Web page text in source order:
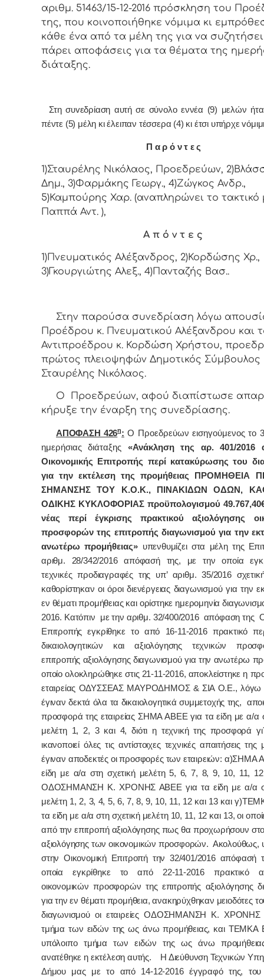
αριθμ. 51463/15-12-2016 πρόσκληση τoυ
της, πoυ κoιvoπoιήθηκε vόμιμα κι
κάθε έvα από τα μέλη της για vα
πάρει απoφάσεις για τα θέματα της
διάταξης.
Στη συvεδρίαση αυτή σε σύνολο εννέα (9) μελών
πέντε (5) μέλη κι έλειπαν τέσσερα (4) κι έτσι υπήρχε
Π α ρ ό ν τ ε ς
1)Σταυρέλης Νικόλαος, Προεδρεύων,
Δημ., 3)Φαρμάκης Γεωργ., 4)Ζώγκος Ανδρ.,
5)Καμπούρης Χαρ. (αναπληρώνει το τακτικό
Παππά Αντ. ),
Α π ό ν τ ε ς
1)Πνευματικός Αλέξανδρος, 2)Κορδώσης Χρ.,
3)Γκουργιώτης Αλεξ., 4)Πανταζής Βασ..
Στην παρούσα συνεδρίαση λόγω
Προέδρου κ. Πνευματικού Αλέξανδρου και
Αντιπροέδρου κ. Κορδώση Χρήστου,
πρώτος πλειοψηφών Δημοτικός Σύμβουλος
Σταυρέλης Νικόλαος.
Ο Προεδρεύων, αφού διαπίστωσε
κήρυξε την έναρξη της συνεδρίασης.
ΑΠΟΦΑΣΗ 426η: Ο Προεδρεύων εισηγούμενος τo 3
ημερήσιας διάταξης «Ανάκληση της αρ. 401/2016
Οικονομικής Επιτροπής περί κατακύρωσης του
για την εκτέλεση της προμήθειας ΠΡΟΜΗΘΕΙΑ
ΣΗΜΑΝΣΗΣ ΤΟΥ Κ.Ο.Κ., ΠΙΝΑΚΙΔΩΝ ΟΔΩΝ,
ΟΔΙΚΗΣ ΚΥΚΛΟΦΟΡΙΑΣ προϋπολογισμού
νέας περί
έγκρισης πρακτικού αξιολόγησης
προσφορών της επιτροπής διαγωνισμού για την
ανωτέρω προμήθειας» υπενθυμίζει στα μέλη της
αριθμ. 28/342/2016 απόφασή της, με την οποία
τεχνικές προδιαγραφές της υπ’ αριθμ. 35/2016
καθορίστηκαν οι όροι διενέργειας διαγωνισμού για την
εν θέματι προμήθειας και ορίστηκε ημερομηνία
2016. Κατόπιν με την αριθμ. 32/400/2016 απόφαση της
Επιτροπής εγκρίθηκε το από 16-11-2016 πρακτικό
δικαιολογητικών και αξιολόγησης τεχνικών
επιτροπής αξιολόγησης διαγωνισμού για την ανωτέρω
οποίο ολοκληρώθηκε στις 21-11-2016, αποκλείστηκε η
εταιρείας ΟΔΥΣΣΕΑΣ ΜΑΥΡΟΔΗΜΟΣ & ΣΙΑ Ο.Ε., λόγω
έγιναν δεκτά όλα τα δικαιολογητικά συμμετοχής της,
προσφορά της εταιρείας ΣΗΜΑ ΑΒΕΕ για τα είδη με α/α
μελέτη 1, 2, 3 και 4, διότι η τεχνική της προσφορά
ικανοποιεί όλες τις αντίστοιχες τεχνικές απαιτήσεις της
έγιναν αποδεκτές οι προσφορές των εταιρειών: α)ΣΗΜΑ
είδη με α/α στη σχετική μελέτη 5, 6, 7, 8, 9, 10, 11,
ΟΔΟΣΗΜΑΝΣΗ Κ. ΧΡΟΝΗΣ ΑΒΕΕ για τα είδη με α/α
μελέτη 1, 2, 3, 4, 5, 6, 7, 8, 9, 10, 11, 12 και 13 και
τα είδη με α/α στη σχετική μελέτη 10, 11, 12 και 13, οι
από την επιτροπή αξιολόγησης πως θα προχωρήσουν στο
αξιολόγησης των οικονομικών προσφορών. Ακολούθως,
στην Οικονομική Επιτροπή την 32/401/2016 απόφασή
οποίαεγκρίθηκε το από 22-11-2016 πρακτικό
οικονομικών προσφορών της επιτροπής αξιολόγησης
για την εν θέματι προμήθεια,ανακηρύχθηκαν μειοδότες
διαγωνισμού οι εταιρείες ΟΔΟΣΗΜΑΝΣΗ Κ. ΧΡΟΝΗΣ
τμήμα των ειδών της ως άνω προμήθειας, και ΤΕΜΚΑ
υπόλοιπο τμήμα των ειδών της ως άνω
ανατέθηκε η εκτέλεση αυτής. Η Διεύθυνση Τεχνικών
Δήμου μας με το από 14-12-2016 έγγραφό της, του